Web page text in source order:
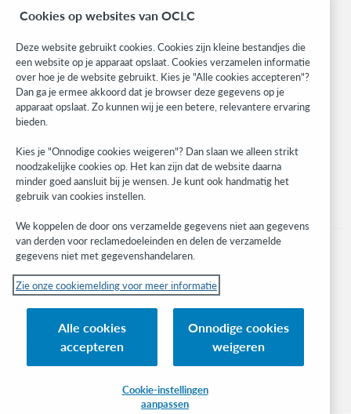
Community
Research
WebJunction
Developer Network
Stay in the know.
Get the latest product updates, research, events, and much more—
right to your inbox.
Subscribe now
© 2023 OCLC
Inc. en buitenlandse filialen
Cookiemelding Lijst met cookies en cookie-instellingen Privacybeleid
Cookies op websites van OCLC
Deze website gebruikt cookies. Cookies zijn kleine bestandjes die
een website op je apparaat opslaat. Cookies verzamelen informatie
over hoe je de website gebruikt. Kies je "Alle cookies accepteren"?
Dan ga je ermee akkoord dat je browser deze gegevens op je
apparaat opslaat. Zo kunnen wij je een betere, relevantere ervaring
bieden.
Kies je "Onnodige cookies weigeren"? Dan slaan we alleen strikt
noodzakelijke cookies op. Het kan zijn dat de website daarna
minder goed aansluit bij je wensen. Je kunt ook handmatig het
gebruik van cookies instellen.
We koppelen de door ons verzamelde gegevens niet aan gegevens
van derden voor reclamedoeleinden en delen de verzamelde
gegevens niet met gegevenshandelaren.
Zie onze cookiemelding voor meer informatie
Alle cookies
accepteren
Onnodige cookies
weigeren
Cookie-instellingen
aanpassen